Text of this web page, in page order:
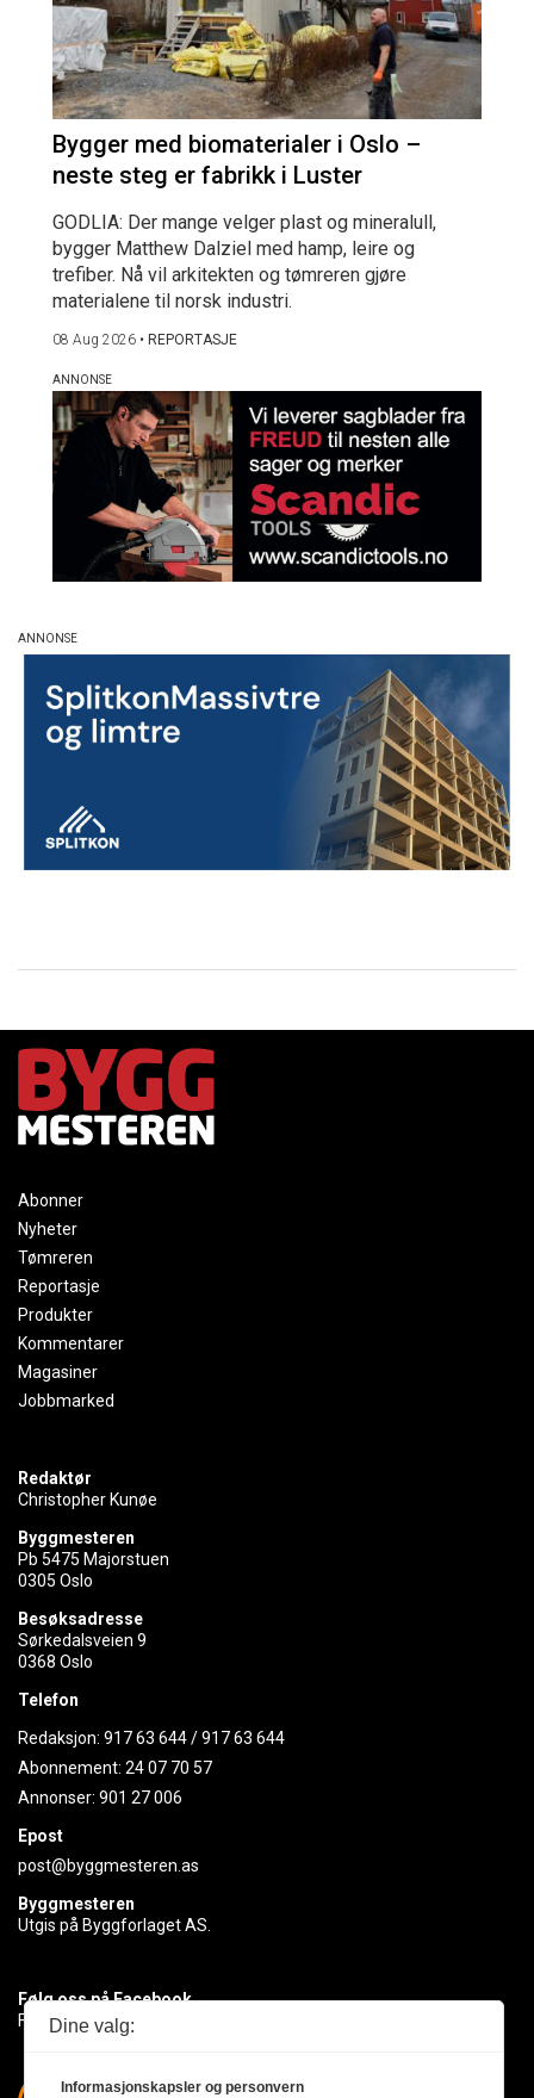
Bygger med biomaterialer i Oslo –
neste steg er fabrikk i Luster
GODLIA: Der mange velger plast og mineralull,
bygger Matthew Dalziel med hamp, leire og
trefiber. Nå vil arkitekten og tømreren gjøre
materialene til norsk industri.
08 Aug 2026 • REPORTASJE
Abonner
Nyheter
Tømreren
Reportasje
Produkter
Kommentarer
Magasiner
Jobbmarked
Redaktør
Christopher Kunøe
Byggmesteren
Pb 5475 Majorstuen
0305 Oslo
Besøksadresse
Sørkedalsveien 9
0368 Oslo
Telefon
Redaksjon: 917 63 644/917 63 644
Abonnement: 24 07 70 57
Annonser: 901 27 006
Epost
post@byggmesteren.as
Byggmesteren
Utgis på Byggforlaget AS.
Følg oss på Facebook
Få med deg det siste innen byggebransjen
Dine valg:
Informasjonskapsler og personvern